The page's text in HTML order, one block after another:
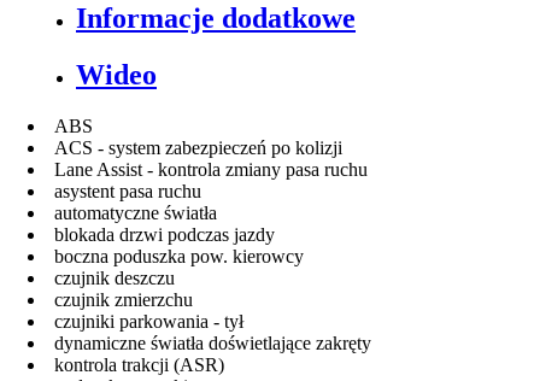
Informacje dodatkowe
Wideo
ABS
ACS - system zabezpieczeń po kolizji
Lane Assist - kontrola zmiany pasa ruchu
asystent pasa ruchu
automatyczne światła
blokada drzwi podczas jazdy
boczna poduszka pow. kierowcy
czujnik deszczu
czujnik zmierzchu
czujniki parkowania - tył
dynamiczne światła doświetlające zakręty
kontrola trakcji (ASR)